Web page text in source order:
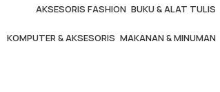
AKSESORIS FASHION BUKU & ALAT TULIS
KOMPUTER & AKSESORIS MAKANAN & MINUMAN